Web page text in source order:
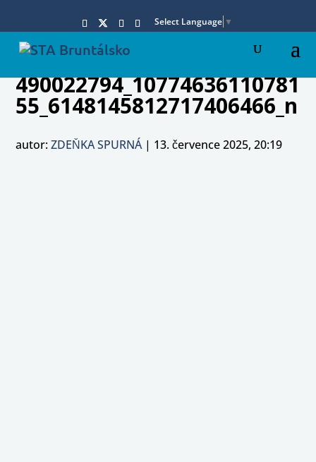
Select Language ▼
490022794_10774636110781
55_6148145812717406466_n
autor:ZDEŇKA SPURNÁ| 13. července 2025, 20:19